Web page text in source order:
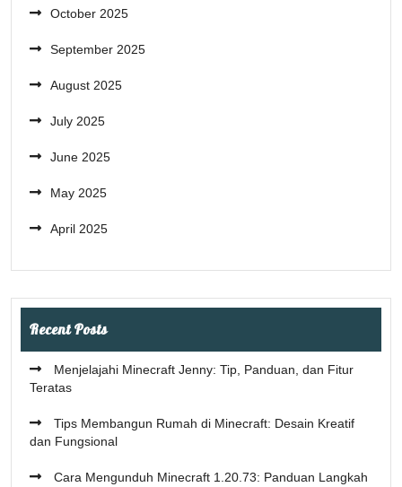
October 2025
September 2025
August 2025
July 2025
June 2025
May 2025
April 2025
Recent Posts
Menjelajahi Minecraft Jenny: Tip, Panduan, dan Fitur
Teratas
Tips Membangun Rumah di Minecraft: Desain Kreatif
dan Fungsional
Cara Mengunduh Minecraft 1.20.73: Panduan Langkah